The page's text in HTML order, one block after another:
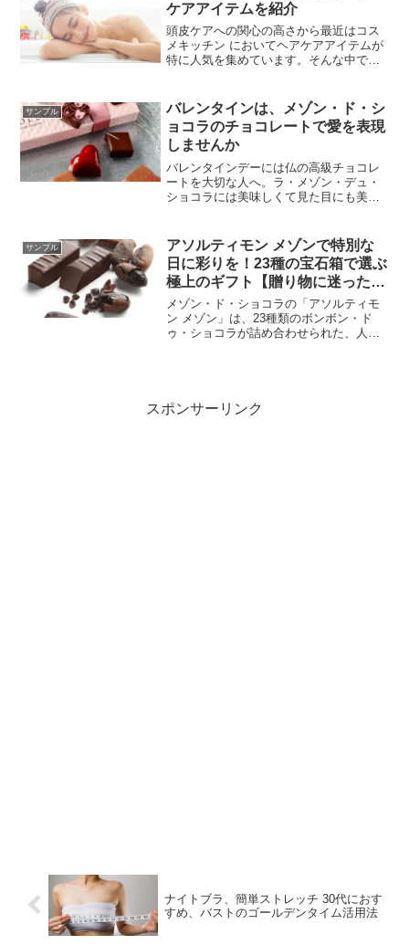
ケアアイテムを紹介
頭皮ケアへの関心の高さから最近はコス
メキッチン においてヘアケアアイテムが
特に人気を集めています。そんな中でも
サンプル
バレンタインは、メゾン・ド・シ
ョコラのチョコレートで愛を表現
しませんか
バレンタインデーには仏の高級チョコレ
ートを大切な人へ。ラ・メゾン・デュ・
ショコラには美味しくて見た目にも美し
サンプル
アソルティモン メゾンで特別な
日に彩りを！23種の宝石箱で選ぶ
極上のギフト【贈り物に迷ったら
コレ】
メゾン・ド・ショコラの「アソルティモ
ン メゾン」は、23種類のボンボン・ド
ゥ・ショコラが詰め合わせられた、人気
スポンサーリンク
ナイトブラ、簡単ストレッチ 30代におす
すめ、バストのゴールデンタイム活用法